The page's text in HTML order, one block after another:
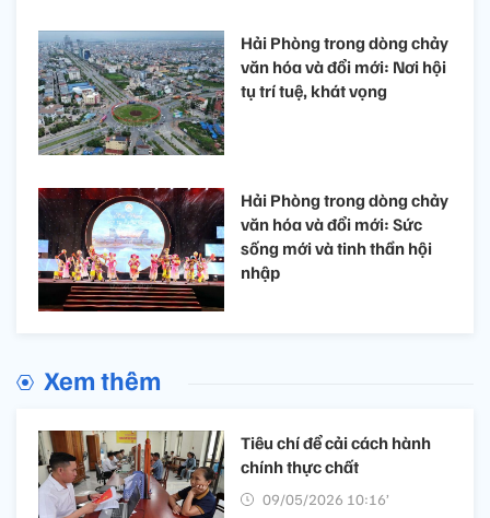
Hải Phòng trong dòng chảy
văn hóa và đổi mới: Nơi hội
tụ trí tuệ, khát vọng
Hải Phòng trong dòng chảy
văn hóa và đổi mới: Sức
sống mới và tinh thần hội
nhập
Xem thêm
Tiêu chí để cải cách hành
chính thực chất
09/05/2026 10:16’